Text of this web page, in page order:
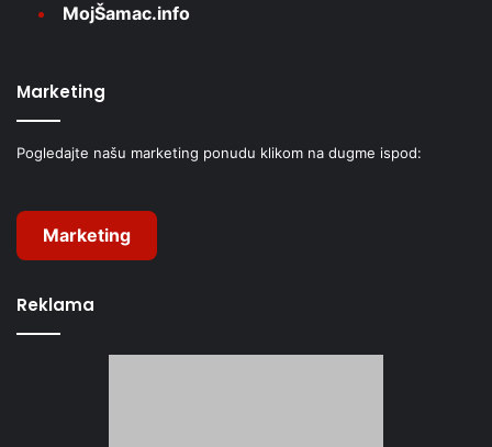
MojŠamac.info
Marketing
Pogledajte našu marketing ponudu klikom na dugme ispod:
Marketing
Reklama